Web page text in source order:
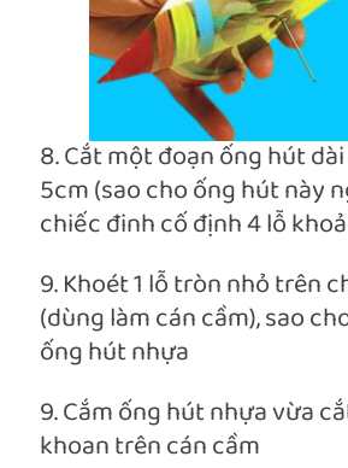
8. Cắt một đoạn ống hút
5cm (sao cho ống hút này
chiếc đinh cố định 4 lỗ
9. Khoét 1 lỗ tròn nhỏ trên
(dùng làm cán cầm), sao
ống hút nhựa
9. Cắm ống hút nhựa vừa
khoan trên cán cầm